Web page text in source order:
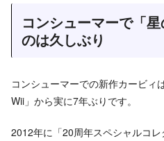
コンシューマーで「
のは久しぶり
コンシューマーでの新作カービ
Wii」から実に7年ぶりです。
2012年に「20周年スペシャルコ